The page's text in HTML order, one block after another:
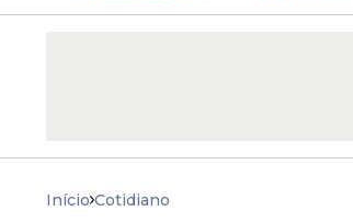
Início Cotidiano